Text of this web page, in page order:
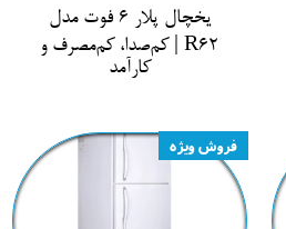
یخچال پلار 6 فوت مدل
R62 | کم‌صدا، کم‌مصرف و
کارآمد
فروش ویژه